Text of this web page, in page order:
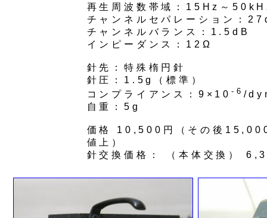
再生周波数帯域：15Hz～
チャンネルセパレーション：
チャンネルバランス：1.5dB
インピーダンス：12Ω
針先：特殊楕円針
針圧：1.5g（標準）
コンプライアンス：9×10 -6 /
自重：5g
価格 10,500円（その後
値上）
針交換価格： （本体交換）